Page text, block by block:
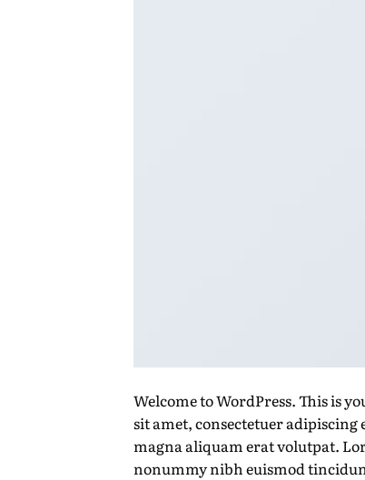
Welcome to WordPress. This is
sit amet, consectetuer
magna aliquam erat volutpat.
nonummy nibh euismod